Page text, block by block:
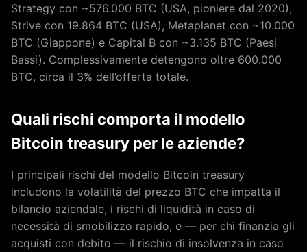
Strategy con ~576.000 BTC (USA, pioniere dal 2020),
Strive con 19.864 BTC (USA), Metaplanet con ~10.000
BTC (Giappone) e Capital B con ~3.135 BTC (Paesi
Bassi). Complessivamente detengono oltre 600.000
BTC, circa il 3% dell’offerta totale.
Quali rischi comporta il modello
Bitcoin treasury per le aziende?
I principali rischi del modello Bitcoin treasury
includono la volatilità del prezzo BTC che impatta il
bilancio aziendale, i rischi di liquidità in caso di
necessità di smobilizzo rapido, e — per chi finanzia gli
acquisti con debito — il rischio di insolvenza in caso